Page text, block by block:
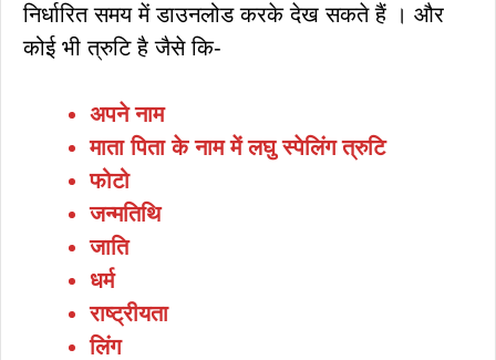
निर्धारित समय में डाउनलोड करके देख सकते हैं । और
कोई भी त्रुटि है जैसे कि-
अपने नाम
माता पिता के नाम में लघु स्पेलिंग त्रुटि
फोटो
जन्मतिथि
जाति
धर्म
राष्ट्रीयता
लिंग